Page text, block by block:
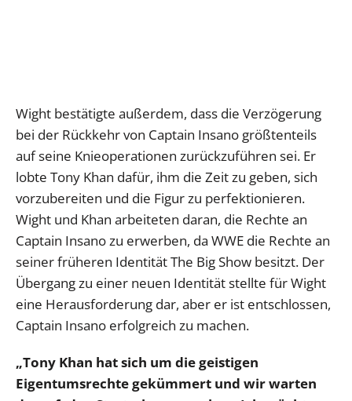
Wight bestätigte außerdem, dass die Verzögerung
bei der Rückkehr von Captain Insano größtenteils
auf seine Knieoperationen zurückzuführen sei. Er
lobte Tony Khan dafür, ihm die Zeit zu geben, sich
vorzubereiten und die Figur zu perfektionieren.
Wight und Khan arbeiteten daran, die Rechte an
Captain Insano zu erwerben, da WWE die Rechte an
seiner früheren Identität The Big Show besitzt. Der
Übergang zu einer neuen Identität stellte für Wight
eine Herausforderung dar, aber er ist entschlossen,
Captain Insano erfolgreich zu machen.
„Tony Khan hat sich um die geistigen
Eigentumsrechte gekümmert und wir warten